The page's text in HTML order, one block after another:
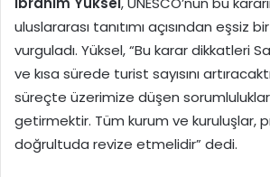
uluslararası tanıtımı açısından eşsiz
vurguladı. Yüksel, “Bu karar dikkatleri
ve kısa sürede turist sayısını
süreçte üzerimize düşen
getirmektir. Tüm kurum ve kuruluşlar,
doğrultuda revize etmelidir” dedi.